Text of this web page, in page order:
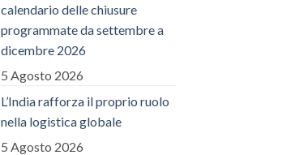
calendario delle chiusure
programmate da settembre a
dicembre 2026
5 Agosto 2026
L’India rafforza il proprio ruolo
nella logistica globale
5 Agosto 2026